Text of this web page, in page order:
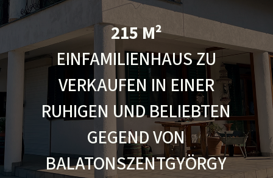
215 M²
EINFAMILIENHAUS ZU
VERKAUFEN IN EINER
RUHIGEN UND BELIEBTEN
GEGEND VON
BALATONSZENTGYÖRGY